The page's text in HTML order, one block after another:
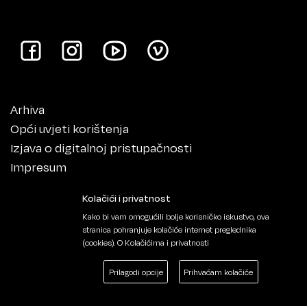
Arhiva
Opći uvjeti korištenja
Izjava o digitalnoj pristupačnosti
Impresum
Kolačići i privatnost
Kako bi vam omogućili bolje korisničko iskustvo, ova
stranica pohranjuje kolačiće internet preglednika
(cookies).O Kolačićima i privatnosti
Prilagodi opcije Prihvaćam kolačiće